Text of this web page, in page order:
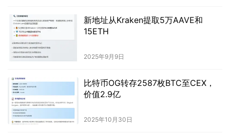
新地址从Kraken提取5万AAVE和
15ETH
2025年9月9日
比特币OG转存2587枚BTC至CEX，
价值2.9亿
2025年10月30日